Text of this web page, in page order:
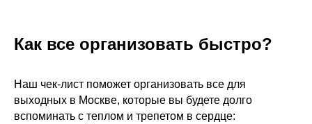
Как все организовать быстро?
Наш чек-лист поможет организовать все для
выходных в Москве, которые вы будете долго
вспоминать с теплом и трепетом в сердце: